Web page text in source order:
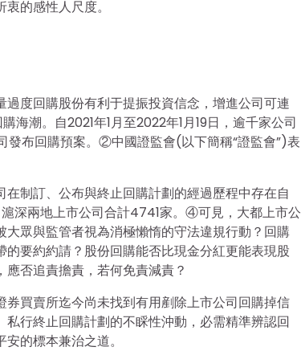
的感性人尺度。
度回購股份有利于提振投資信念，增進公司可連
海潮。自2021年1月至2022年1月19日，逾千家公司
布回購預案。②中國證監會(以下簡稱“證監會”)表
制訂、公布與終止回購計劃的經過歷程中存在自
深兩地上市公司合計4741家。④可見，大都上市公
眾與監管者視為消極懶惰的守法違規行動？回購
要約約請？股份回購能否比現金分紅更能表現股
否追責擔責，若何免責減責？
買賣所迄今尚未找到有用剷除上市公司回購掉信
行終止回購計劃的不睬性沖動，必需精準辨認回
的標本兼治之道。